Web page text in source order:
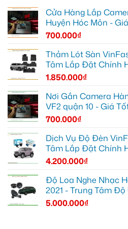
Cửa Hàng Lắp
Huyện Hóc Môn -
700.000₫
Thảm Lót Sàn
Tâm Lắp Đặt Chính
1.850.000₫
Nơi Gắn Camera
VF2 quận 10 - Giá
700.000₫
Dịch Vụ Độ Đèn
Tâm Lắp Đặt Chính
4.200.000₫
Độ Loa Nghe Nhạc
2021 - Trung Tâm Độ
5.000.000₫